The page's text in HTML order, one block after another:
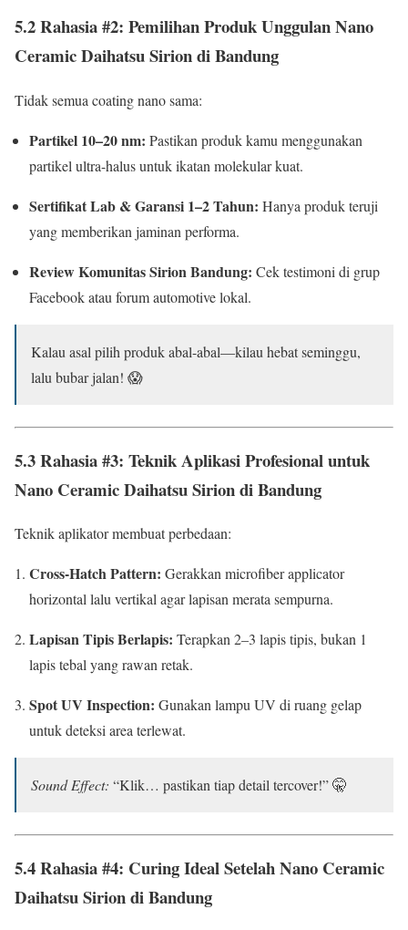
5.2 Rahasia #2: Pemilihan Produk Unggulan Nano
Ceramic Daihatsu Sirion di Bandung
Tidak semua coating nano sama:
Partikel 10–20 nm: Pastikan produk kamu menggunakan
partikel ultra-halus untuk ikatan molekular kuat.
Sertifikat Lab & Garansi 1–2 Tahun: Hanya produk teruji
yang memberikan jaminan performa.
Review Komunitas Sirion Bandung: Cek testimoni di grup
Facebook atau forum automotive lokal.
Kalau asal pilih produk abal-abal—kilau hebat seminggu,
lalu bubar jalan! 😱
5.3 Rahasia #3: Teknik Aplikasi Profesional untuk
Nano Ceramic Daihatsu Sirion di Bandung
Teknik aplikator membuat perbedaan:
Cross-Hatch Pattern: Gerakkan microfiber applicator
horizontal lalu vertikal agar lapisan merata sempurna.
Lapisan Tipis Berlapis: Terapkan 2–3 lapis tipis, bukan 1
lapis tebal yang rawan retak.
Spot UV Inspection: Gunakan lampu UV di ruang gelap
untuk deteksi area terlewat.
Sound Effect: “Klik… pastikan tiap detail tercover!” 🤫
5.4 Rahasia #4: Curing Ideal Setelah Nano Ceramic
Daihatsu Sirion di Bandung